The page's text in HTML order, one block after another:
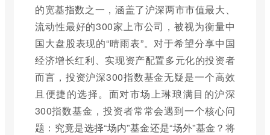
的宽基指数之一，涵盖了沪深两市市值最大、
流动性最好的300家上市公司，被视为衡量中
国大盘股表现的“晴雨表”。对于希望分享中国
经济增长红利、实现资产配置多元化的投资者
而言，投资沪深300指数基金无疑是一个高效
且便捷的选择。面对市场上琳琅满目的沪深
300指数基金，投资者常常会遇到一个核心问
题：究竟是选择“场内”基金还是“场外”基金？将